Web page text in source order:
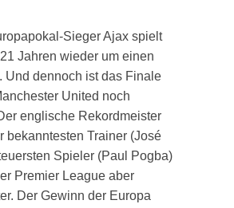
Sieger Ajax spielt
Jahren wieder um einen
Und dennoch ist das Finale
United noch
englische Rekordmeister
bekanntesten Trainer (José
Spieler (Paul Pogba)
Premier League aber
Der Gewinn der Europa